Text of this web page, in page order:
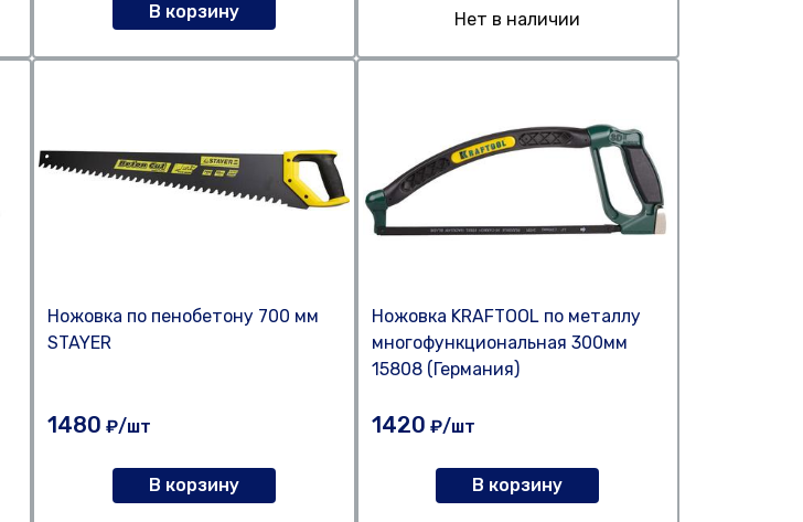
В корзину Нет в наличии
Ножовка по пенобетону 700 мм
STAYER
1480 ₽/шт
В корзину
Ножовка KRAFTOOL по металлу
многофункциональная 300мм
15808 (Германия)
1420 ₽/шт
В корзину